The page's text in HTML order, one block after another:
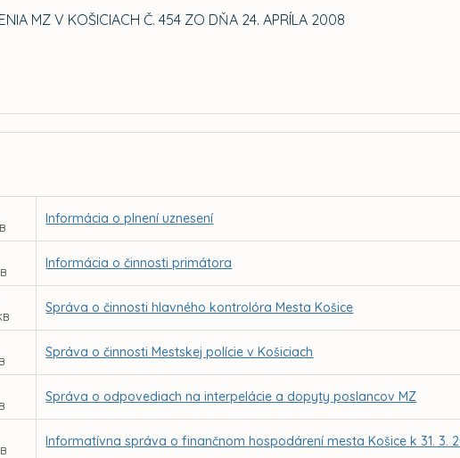
MZ V KOŠICIACH Č. 454 ZO DŇA 24. APRÍLA 2008
Informácia o plnení uznesení
Informácia o činnosti primátora
Správa o činnosti hlavného kontrolóra Mesta Košice
Správa o činnosti Mestskej polície v Košiciach
Správa o odpovediach na interpelácie a dopyty poslancov MZ
Informatívna správa o finančnom hospodárení mesta Košice k 31. 3.